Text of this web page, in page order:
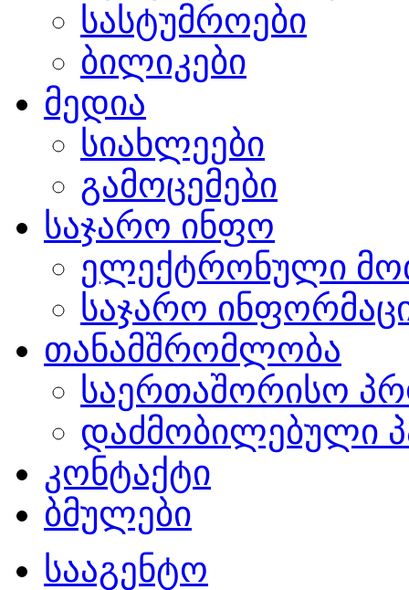
სასტუმროები
ბილიკები
მედია
სიახლეები
გამოცემები
საჯარო ინფო
ელექტრონული
საჯარო
თანამშრომლობა
საერთაშორისო
დაძმობილებული
კონტაქტი
ბმულები
სააგენტო